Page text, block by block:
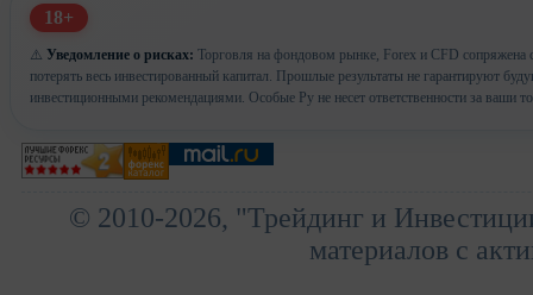
18+
⚠️ Уведомление о рисках: Торговля на фондовом рынке, Forex и CFD сопряжена
потерять весь инвестированный капитал. Прошлые результаты не гарантируют
инвестиционными рекомендациями. Особые Ру не несет ответственности за ваши
© 2010-2026, "Трейдинг и
материалов с